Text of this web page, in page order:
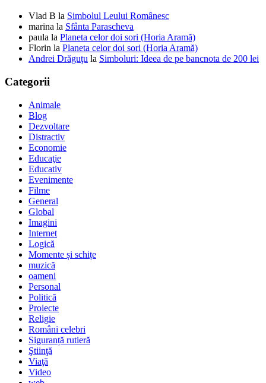
Vlad B la Simbolul Leului Românesc
marina la Sfânta Parascheva
paula la Planeta celor doi sori (Horia Aramă)
Florin la Planeta celor doi sori (Horia Aramă)
Andrei Drăguţu la Simboluri: Ideea de pe bancnota de 200 lei
Categorii
Animale
Blog
Dezvoltare
Distractiv
Economie
Educaţie
Educativ
Evenimente
Filme
General
Global
Imagini
Internet
Logică
Momente și schițe
muzică
oameni
Personal
Politică
Proiecte
Religie
Români celebri
Siguranță rutieră
Ştiinţă
Viaţă
Video